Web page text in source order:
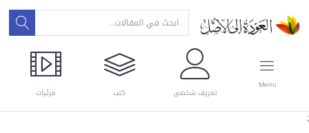
Menu
تعريف شخصي كتب مرئيات
;